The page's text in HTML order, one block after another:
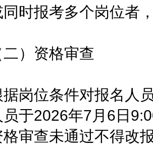
时报考多个岗位者
资格审查
位条件对报名人员
于2026年7月6日
审查未通过不得改